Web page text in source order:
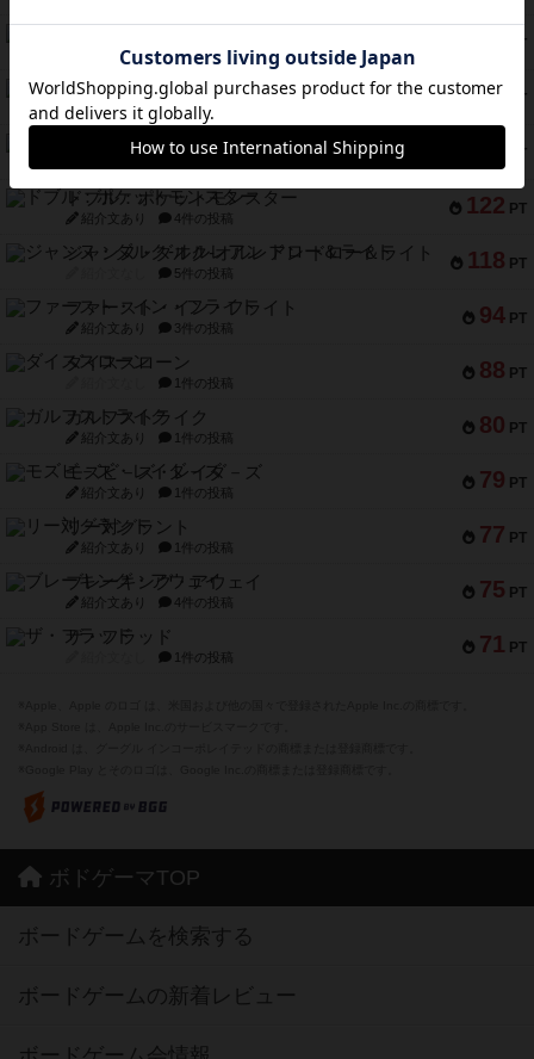
PT
紹介文あり 1件の投稿
152 PT
クルティボ
紹介文なし 1件の投稿
PT
ブラヴェスト
122 PT
ドブル：ポケットモンスター
紹介文あり 4件の投稿
118 PT
ジャンヌ・ダルク-オルレアン ドロー＆ライト
5件の投稿
94 PT
ファースト・イン・フライト
紹介文あり 3件の投稿
88 PT
ダイススローン
1件の投稿
80 PT
ガルフストライク
紹介文あり 1件の投稿
79 PT
モズビ－ズ・レイダ－ズ
紹介文あり 1件の投稿
77 PT
リー対グラント
紹介文あり 1件の投稿
75 PT
ブレーキング・アウェイ
紹介文あり 4件の投稿
71 PT
ザ・フラッド
1件の投稿
ボドゲーマTOP
ボードゲームを検索する
ボードゲームの新着レビュー